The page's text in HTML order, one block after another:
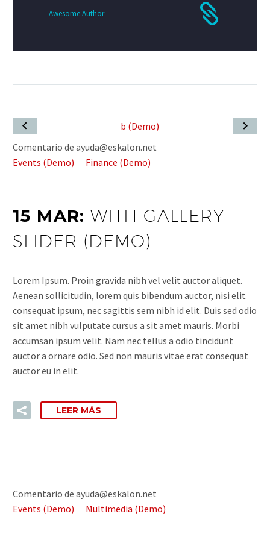
Awesome Author
Comentario de ayuda@eskalon.net
Events (Demo)
Finance (Demo)
15 MAR:WITH GALLERY
SLIDER (DEMO)
Lorem Ipsum. Proin gravida nibh vel velit auctor aliquet.
Aenean sollicitudin, lorem quis bibendum auctor, nisi elit
consequat ipsum, nec sagittis sem nibh id elit. Duis sed odio
sit amet nibh vulputate cursus a sit amet mauris. Morbi
accumsan ipsum velit. Nam nec tellus a odio tincidunt
auctor a ornare odio. Sed non mauris vitae erat consequat
auctor eu in elit.
LEER MÁS
Comentario de ayuda@eskalon.net
Events (Demo)
Multimedia (Demo)